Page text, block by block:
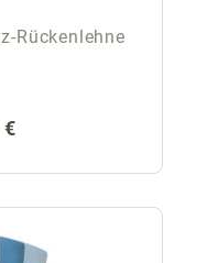
Rückenlehne
€